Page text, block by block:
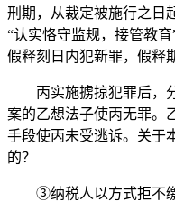
刑期，从裁定被施行之日
“认实恪守监规，接管教
假释刻日内犯新罪，假释
丙实施掳掠犯罪后，分
案的乙想法子使丙无罪。
手段使丙未受逃诉。关于
的？
③纳税人以方式拒不缴